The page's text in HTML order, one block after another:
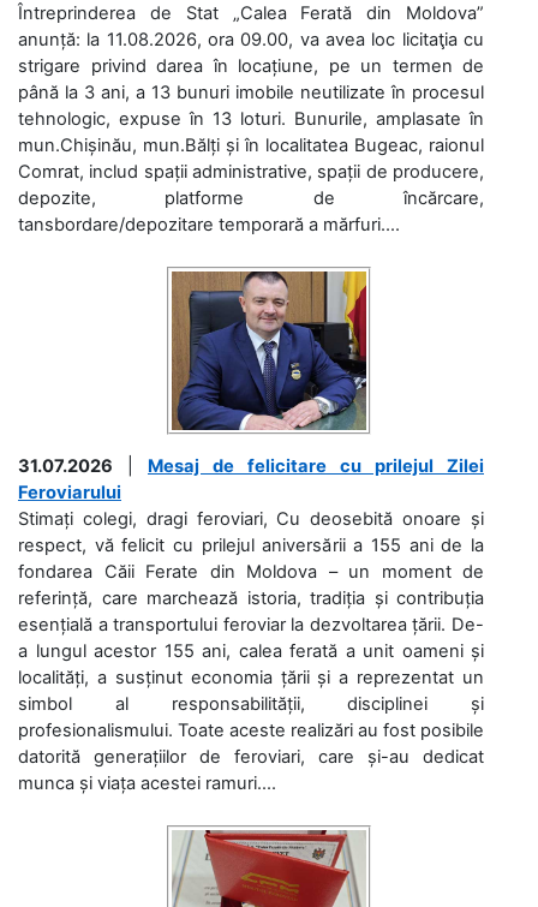
Întreprinderea de Stat „Calea Ferată din Moldova”
anunță: la 11.08.2026, ora 09.00, va avea loc licitaţia cu
strigare privind darea în locațiune, pe un termen de
până la 3 ani, a 13 bunuri imobile neutilizate în procesul
tehnologic, expuse în 13 loturi. Bunurile, amplasate în
mun.Chișinău, mun.Bălți și în localitatea Bugeac, raionul
Comrat, includ spații administrative, spații de producere,
depozite, platforme de încărcare,
tansbordare/depozitare temporară a mărfuri....
31.07.2026
Mesaj de felicitare cu prilejul Zilei
Feroviarului
Stimați colegi, dragi feroviari, Cu deosebită onoare și
respect, vă felicit cu prilejul aniversării a 155 ani de la
fondarea Căii Ferate din Moldova – un moment de
referință, care marchează istoria, tradiția și contribuția
esențială a transportului feroviar la dezvoltarea țării. De-
a lungul acestor 155 ani, calea ferată a unit oameni și
localități, a susținut economia țării și a reprezentat un
simbol al responsabilității, disciplinei și
profesionalismului. Toate aceste realizări au fost posibile
datorită generațiilor de feroviari, care și-au dedicat
munca și viața acestei ramuri....